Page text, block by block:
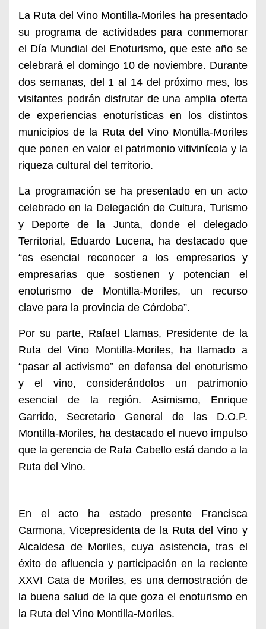
La Ruta del Vino Montilla-Moriles ha presentado
su programa de actividades para conmemorar
el Día Mundial del Enoturismo, que este año se
celebrará el domingo 10 de noviembre. Durante
dos semanas, del 1 al 14 del próximo mes, los
visitantes podrán disfrutar de una amplia oferta
de experiencias enoturísticas en los distintos
municipios de la Ruta del Vino Montilla-Moriles
que ponen en valor el patrimonio vitivinícola y la
riqueza cultural del territorio.
La programación se ha presentado en un acto
celebrado en la Delegación de Cultura, Turismo
y Deporte de la Junta, donde el delegado
Territorial, Eduardo Lucena, ha destacado que
“es esencial reconocer a los empresarios y
empresarias que sostienen y potencian el
enoturismo de Montilla-Moriles, un recurso
clave para la provincia de Córdoba”.
Por su parte, Rafael Llamas, Presidente de la
Ruta del Vino Montilla-Moriles, ha llamado a
“pasar al activismo” en defensa del enoturismo
y el vino, considerándolos un patrimonio
esencial de la región. Asimismo, Enrique
Garrido, Secretario General de las D.O.P.
Montilla-Moriles, ha destacado el nuevo impulso
que la gerencia de Rafa Cabello está dando a la
Ruta del Vino.
En el acto ha estado presente Francisca
Carmona, Vicepresidenta de la Ruta del Vino y
Alcaldesa de Moriles, cuya asistencia, tras el
éxito de afluencia y participación en la reciente
XXVI Cata de Moriles, es una demostración de
la buena salud de la que goza el enoturismo en
la Ruta del Vino Montilla-Moriles.